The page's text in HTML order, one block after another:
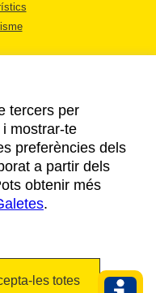
tercers per
mostrar-te
preferències dels
a partir dels
obtenir més
.
les totes